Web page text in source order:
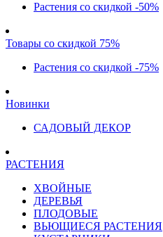
Растения со скидкой -50%
Товары со скидкой 75%
Растения со скидкой -75%
Новинки
САДОВЫЙ ДЕКОР
РАСТЕНИЯ
ХВОЙНЫЕ
ДЕРЕВЬЯ
ПЛОДОВЫЕ
ВЬЮЩИЕСЯ РАСТЕНИЯ